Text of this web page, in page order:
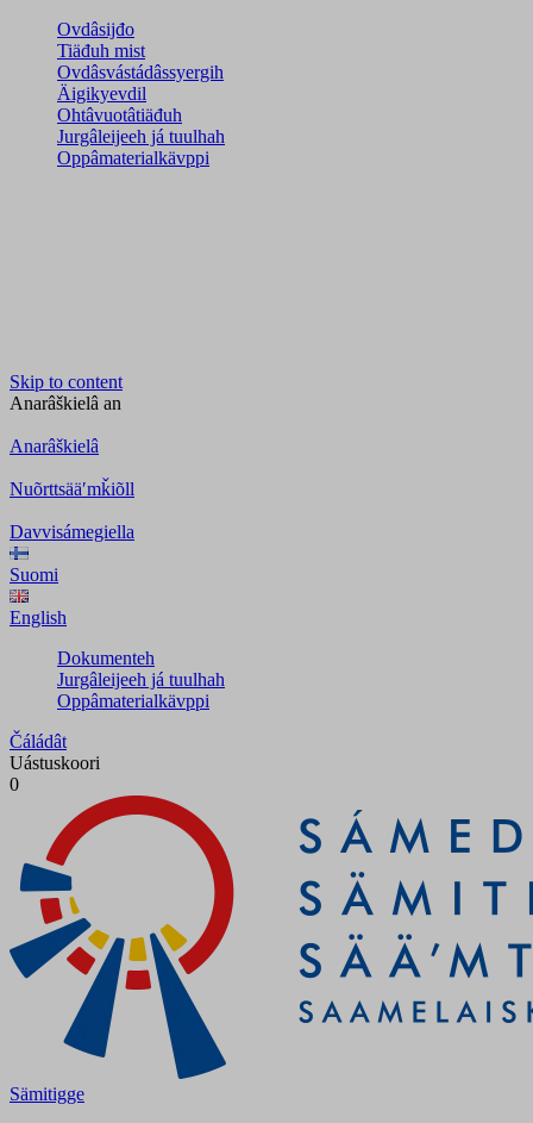
Ovdâsijđo
Tiäđuh mist
Ovdâsvástádâssyergih
Äigikyevdil
Ohtâvuotâtiäđuh
Jurgâleijeeh já tuulhah
Oppâmaterialkävppi
Skip to content
Anarâškielâ an
Anarâškielâ
Nuõrttsääʹmǩiõll
Davvisámegiella
Suomi
English
Dokumenteh
Jurgâleijeeh já tuulhah
Oppâmaterialkävppi
Čáládât
Uástuskoori
0
Sämitigge